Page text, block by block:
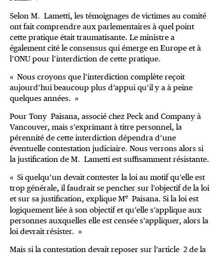
Selon M. Lametti, les témoignages de victimes au comité
ont fait comprendre aux parlementaires à quel point
cette pratique était traumatisante. Le ministre a
également cité le consensus qui émerge en Europe et à
l’ONU pour l’interdiction de cette pratique.
« Nous croyons que l’interdiction complète reçoit
aujourd’hui beaucoup plus d’appui qu’il y a à peine
quelques années. »
Pour Tony Paisana, associé chez Peck and Company à
Vancouver, mais s’exprimant à titre personnel, la
pérennité de cette interdiction dépendra d’une
éventuelle contestation judiciaire. Nous verrons alors si
la justification de M. Lametti est suffisamment résistante.
« Si quelqu’un devait contester la loi au motif qu’elle est
trop générale, il faudrait se pencher sur l’objectif de la loi
et sur sa justification, explique Me Paisana. Si la loi est
logiquement liée à son objectif et qu’elle s’applique aux
personnes auxquelles elle est censée s’appliquer, alors la
loi devrait résister. »
Mais si la contestation devait reposer sur l’article 2 de la